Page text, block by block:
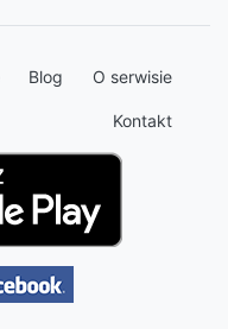
Blog O serwisie
Kontakt